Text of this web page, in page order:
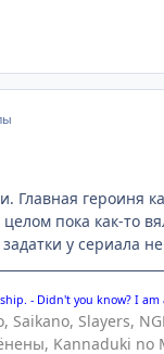
Главная героиня
пока как-то
у сериала
- Didn't you know? I am
Slayers,
Kannaduki no